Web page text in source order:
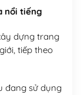
nổi tiếng
dựng trang
tiếp theo
đang sử dụng